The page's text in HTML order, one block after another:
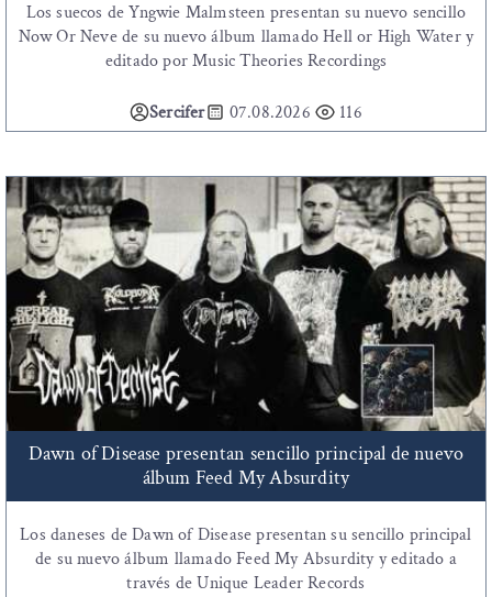
Los suecos de Yngwie Malmsteen presentan su nuevo sencillo
Now Or Neve de su nuevo álbum llamado Hell or High Water y
editado por Music Theories Recordings
Sercifer 07.08.2026 116
Dawn of Disease presentan sencillo principal de nuevo
álbum Feed My Absurdity
Los daneses de Dawn of Disease presentan su sencillo principal
de su nuevo álbum llamado Feed My Absurdity y editado a
través de Unique Leader Records